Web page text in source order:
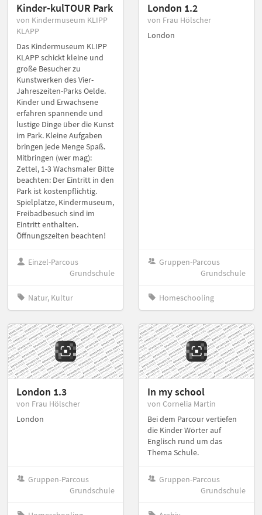
Kinder-kulTOUR Park
von Kindermuseum KLIPP
KLAPP
Das Kindermuseum KLIPP
KLAPP schickt kleine und
große Besucher zu
Kunstwerken des Vier-
Jahreszeiten-Parks Oelde.
Kinder und Erwachsene
erfahren spannende und
lustige Dinge über die Kunst
im Park. Kleine Aufgaben
bringen jede Menge Spaß.
Mitbringen (wer mag):
Zettel, 1-3 Wachsmaler Bitte
beachten: Der Eintritt in den
Park ist kostenpflichtig.
Spielplätze, Kindermuseum,
Freibadbesuch sind im
Eintritt enthalten.
Öffnungszeiten beachten!
Einzel-Parcous
Grundschule
Natur, Kultur
London 1.2
von Frau Hölscher
London
Gruppen-Parcous
Grundschule
Homeschooling
London 1.3
von Frau Hölscher
London
Gruppen-Parcous
Grundschule
In my school
von Cornelia Martin
Bei dem Parcour vertiefen
die Kinder Wörter auf
Englisch rund um das
Thema Schule.
Gruppen-Parcous
Grundschule